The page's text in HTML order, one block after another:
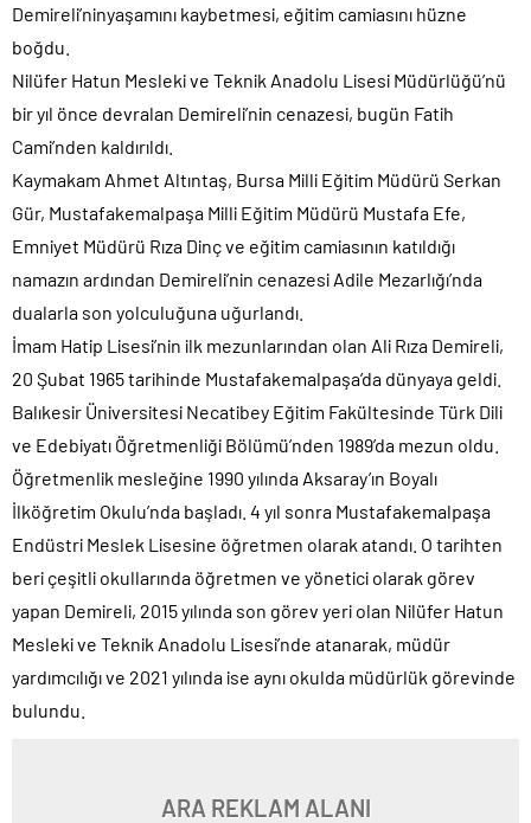
Demireli’ninyaşamını kaybetmesi, eğitim camiasını hüzne
boğdu.
Nilüfer Hatun Mesleki ve Teknik Anadolu Lisesi Müdürlüğü’nü
bir yıl önce devralan Demireli’nin cenazesi, bugün Fatih
Cami’nden kaldırıldı.
Kaymakam Ahmet Altıntaş, Bursa Milli Eğitim Müdürü Serkan
Gür, Mustafakemalpaşa Milli Eğitim Müdürü Mustafa Efe,
Emniyet Müdürü Rıza Dinç ve eğitim camiasının katıldığı
namazın ardından Demireli’nin cenazesi Adile Mezarlığı’nda
dualarla son yolculuğuna uğurlandı.
İmam Hatip Lisesi’nin ilk mezunlarından olan Ali Rıza Demireli,
20 Şubat 1965 tarihinde Mustafakemalpaşa’da dünyaya geldi.
Balıkesir Üniversitesi Necatibey Eğitim Fakültesinde Türk Dili
ve Edebiyatı Öğretmenliği Bölümü’nden 1989’da mezun oldu.
Öğretmenlik mesleğine 1990 yılında Aksaray’ın Boyalı
İlköğretim Okulu’nda başladı. 4 yıl sonra Mustafakemalpaşa
Endüstri Meslek Lisesine öğretmen olarak atandı. O tarihten
beri çeşitli okullarında öğretmen ve yönetici olarak görev
yapan Demireli, 2015 yılında son görev yeri olan Nilüfer Hatun
Mesleki ve Teknik Anadolu Lisesi’nde atanarak, müdür
yardımcılığı ve 2021 yılında ise aynı okulda müdürlük görevinde
bulundu.
ARA REKLAM ALANI